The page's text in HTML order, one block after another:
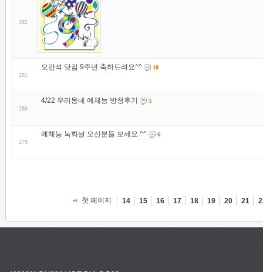
282
281
오만석 닷컴 9주년 축하드려요^^ 10
280
4/22 우리동네 예체능 방청후기 5
279
예체능 녹화날 오신분들 보세요.^^ 6
첫 페이지 14 15 16 17 18 19 20 21